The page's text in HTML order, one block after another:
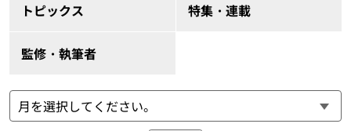
トピックス 特集・連載
監修・執筆者